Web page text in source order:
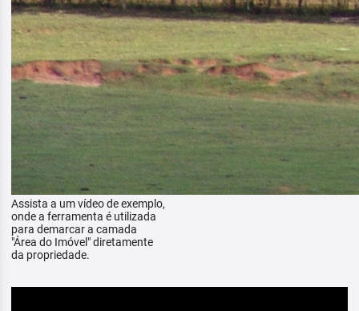
Assista a um vídeo de exemplo,
onde a ferramenta é utilizada
para demarcar a camada
"Área do Imóvel" diretamente
da propriedade.